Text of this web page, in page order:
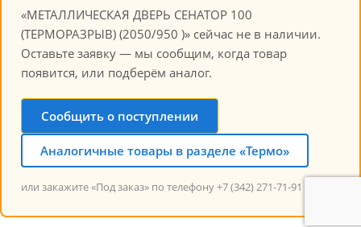
«МЕТАЛЛИЧЕСКАЯ ДВЕРЬ СЕНАТОР 100
(ТЕРМОРАЗРЫВ) (2050/950 )» сейчас не в наличии.
Оставьте заявку — мы сообщим, когда товар
появится, или подберём аналог.
Сообщить о поступлении
Аналогичные товары в разделе «Термо»
или закажите «Под заказ» по телефону +7 (342) 271-71-91